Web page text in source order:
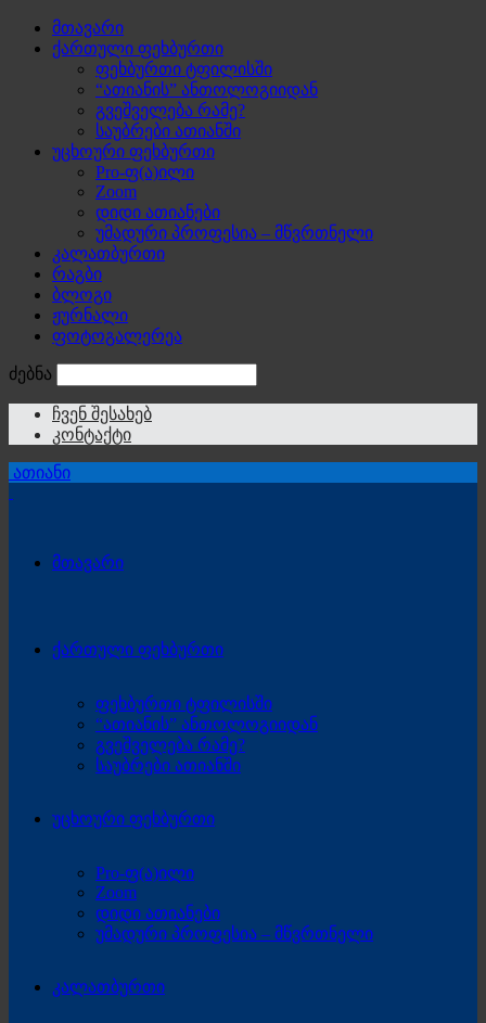
მთავარი
ქართული ფეხბურთი
ფეხბურთი ტფილისში
“ათიანის” ანთოლოგიიდან
გვეშველება რამე?
საუბრები ათიანში
უცხოური ფეხბურთი
Pro-ფ(ა)ილი
Zoom
დიდი ათიანები
უმადური პროფესია – მწვრთნელი
კალათბურთი
რაგბი
ბლოგი
ჟურნალი
ფოტოგალერეა
ძებნა
ჩვენ შესახებ
კონტაქტი
ათიანი
მთავარი
ქართული ფეხბურთი
ფეხბურთი ტფილისში
“ათიანის” ანთოლოგიიდან
გვეშველება რამე?
საუბრები ათიანში
უცხოური ფეხბურთი
Pro-ფ(ა)ილი
Zoom
დიდი ათიანები
უმადური პროფესია – მწვრთნელი
კალათბურთი